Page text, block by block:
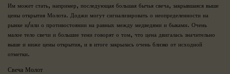
6
,
2
0
2
Им может стать, например, последующая большая бычья свеча, закрывшаяся выше
цены открытия Молота. Доджи могут сигнализировать о неопределенности на
рынке и/или о противостоянии на равных между медведями и быками. Очень
малое тело свечи и большие тени говорят о том, что цена двигалась значительно
выше и ниже цены открытия, и в итоге закрылась очень близко от исходной
отметки.
Свеча Молот